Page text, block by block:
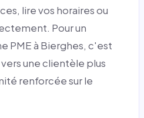
lire vos horaires ou
Pour un
PME à Bierghes, c'est
une clientèle plus
renforcée sur le